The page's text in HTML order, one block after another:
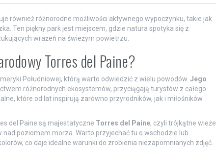
również różnorodne możliwości aktywnego wypoczynku, takie jak
Ten piękny park jest miejscem, gdzie natura spotyka się z
wrażeń na świeżym powietrzu.
Torres del Paine?
Południowej, którą warto odwiedzić z wielu powodów. Jego
różnorodnych ekosystemów, przyciągają turystów z całego
które od lat inspirują zarówno przyrodników, jak i miłośników
del Paine są majestatyczne Torres del Paine, czyli trójkątne wieże
poziomem morza. Warto przyjechać tu o wschodzie lub
co daje idealne warunki do zrobienia niezapomnianych zdjęć.